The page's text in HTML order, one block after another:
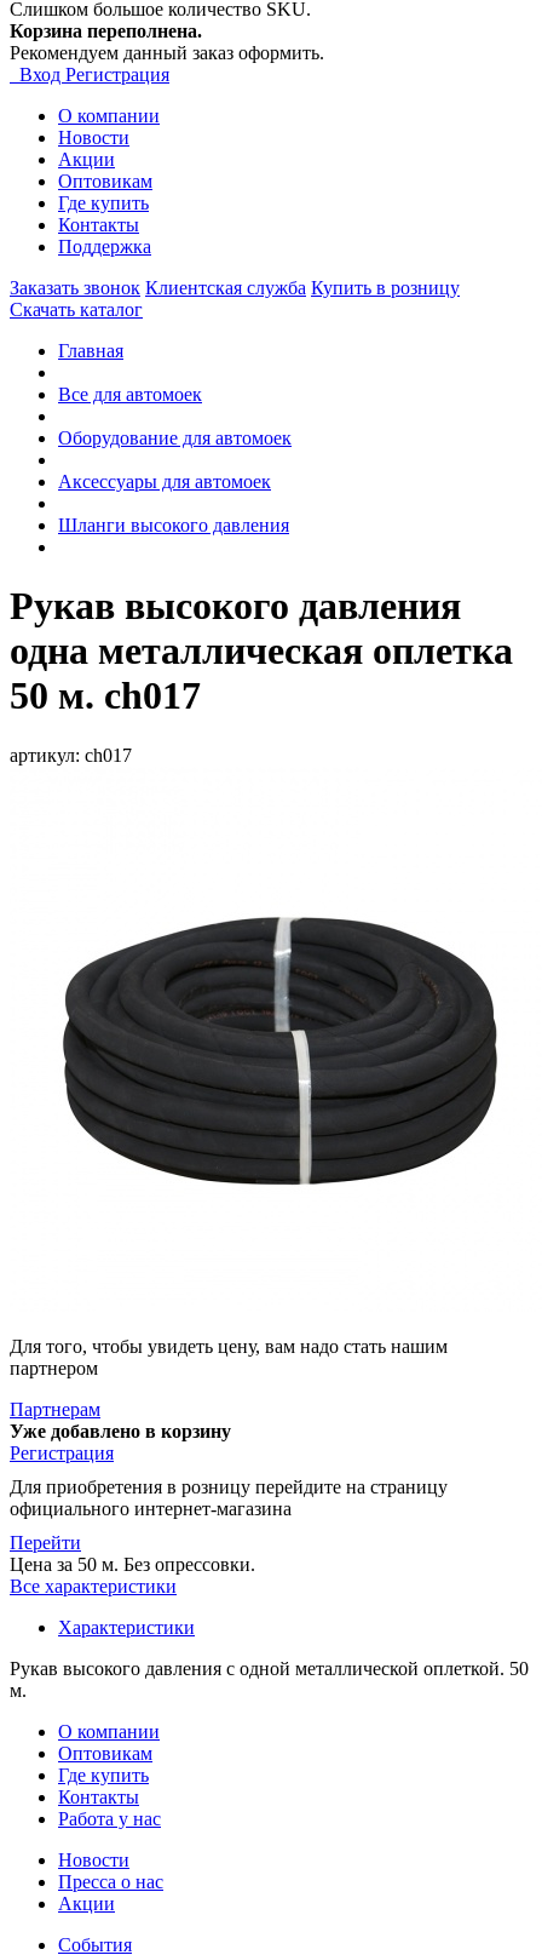
Слишком большое количество SKU.
Корзина переполнена.
Рекомендуем данный заказ оформить.
Вход Регистрация
О компании
Новости
Акции
Оптовикам
Где купить
Контакты
Поддержка
Заказать звонок Клиентская служба Купить в розницу
Скачать каталог
Главная
Все для автомоек
Оборудование для автомоек
Аксессуары для автомоек
Шланги высокого давления
Рукав высокого давления
одна металлическая оплетка
50 м. ch017
артикул: ch017
Для того, чтобы увидеть цену, вам надо стать нашим
партнером
Партнерам
Уже добавлено в корзину
Регистрация
Для приобретения в розницу перейдите на страницу
официального интернет-магазина
Перейти
Цена за 50 м. Без опрессовки.
Все характеристики
Характеристики
Рукав высокого давления с одной металлической оплеткой. 50
м.
О компании
Оптовикам
Где купить
Контакты
Работа у нас
Новости
Пресса о нас
Акции
События